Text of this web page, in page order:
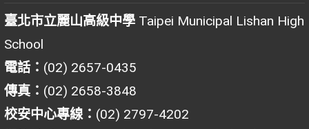
臺北市立麗山高級中學 Taipei Municipal Lishan High
School
電話： (02) 2657-0435
傳真： (02) 2658-3848
校安中心專線： (02) 2797-4202